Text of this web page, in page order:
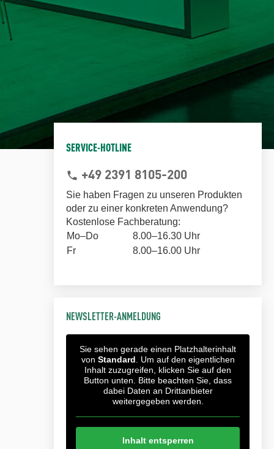
SERVICE-HOTLINE
phone +49 2391 8105-200
Sie haben Fragen zu unseren Produkten
oder zu einer konkreten Anwendung?
Kostenlose Fachberatung:
Mo–Do
8.00–16.30 Uhr
Fr
8.00–16.00 Uhr
NEWSLETTER-ANMELDUNG
Sie sehen gerade einen Platzhalterinhalt
von Standard . Um auf den eigentlichen
Inhalt zuzugreifen, klicken Sie auf den
Button unten. Bitte beachten Sie, dass
dabei Daten an Drittanbieter
weitergegeben werden.
Inhalt entsperren